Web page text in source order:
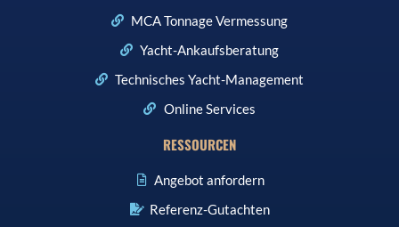
MCA Tonnage Vermessung
Yacht-Ankaufsberatung
Technisches Yacht-Management
Online Services
RESSOURCEN
Angebot anfordern
Referenz-Gutachten